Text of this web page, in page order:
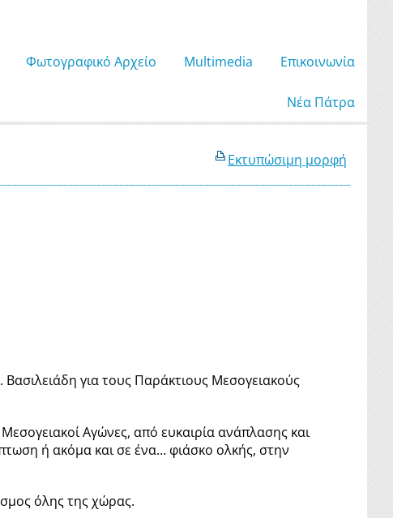
Φωτογραφικό Αρχείο Μultimedia Επικοινωνία
Νέα Πάτρα
Εκτυπώσιμη μορφή
για τους Παράκτιους Μεσογειακούς
Αγώνες, από ευκαιρία ανάπλασης και
ή ακόμα και σε ένα… φιάσκο ολκής, στην
όλης της χώρας.